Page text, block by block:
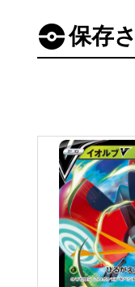
保存